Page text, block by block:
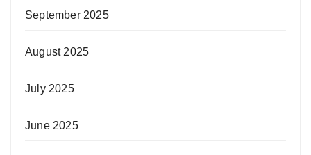
September 2025
August 2025
July 2025
June 2025